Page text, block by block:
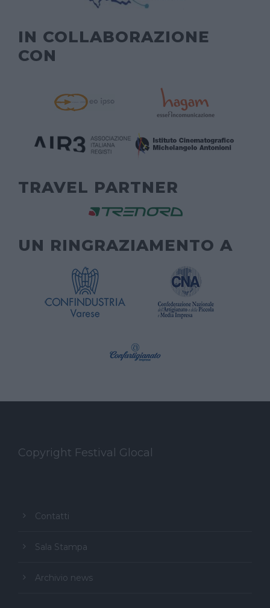
IN COLLABORAZIONE
CON
TRAVEL PARTNER
UN RINGRAZIAMENTO A
Copyright Festival Glocal
Contatti
Sala Stampa
Archivio news